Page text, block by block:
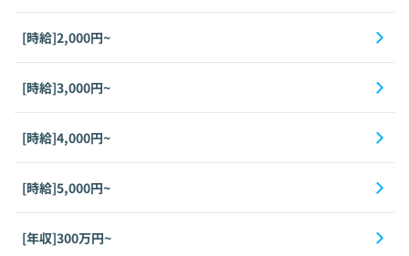
[時給]2,000円~
[時給]3,000円~
[時給]4,000円~
[時給]5,000円~
[年収]300万円~